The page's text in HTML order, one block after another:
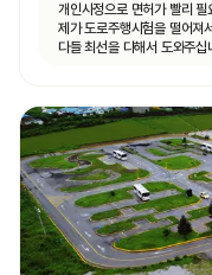
개인사정으로 면허가 빨리
제가 도로주행시험을 떨어져
다들 최선을 다해서 도와주